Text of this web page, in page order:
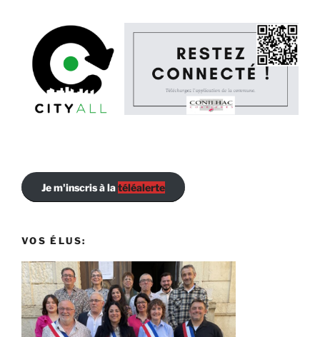
Je m'inscris à latéléalerte
VOS ÉLUS: